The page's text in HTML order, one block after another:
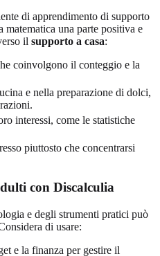
di apprendimento di supporto
matematica una parte positiva e
il supporto a casa:
coinvolgono il conteggio e la
e nella preparazione di dolci,
interessi, come le statistiche
piuttosto che concentrarsi
con Discalculia
e degli strumenti pratici può
di usare:
e la finanza per gestire il